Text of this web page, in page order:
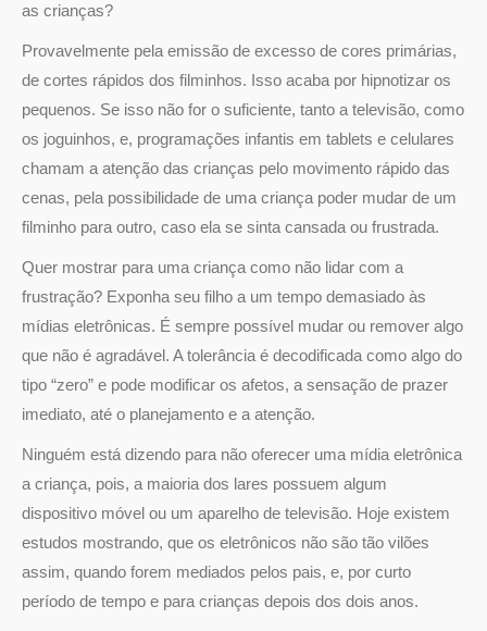
as crianças?
Provavelmente pela emissão de excesso de cores primárias,
de cortes rápidos dos filminhos. Isso acaba por hipnotizar os
pequenos. Se isso não for o suficiente, tanto a televisão, como
os joguinhos, e, programações infantis em tablets e celulares
chamam a atenção das crianças pelo movimento rápido das
cenas, pela possibilidade de uma criança poder mudar de um
filminho para outro, caso ela se sinta cansada ou frustrada.
Quer mostrar para uma criança como não lidar com a
frustração? Exponha seu filho a um tempo demasiado às
mídias eletrônicas. É sempre possível mudar ou remover algo
que não é agradável. A tolerância é decodificada como algo do
tipo “zero” e pode modificar os afetos, a sensação de prazer
imediato, até o planejamento e a atenção.
Ninguém está dizendo para não oferecer uma mídia eletrônica
a criança, pois, a maioria dos lares possuem algum
dispositivo móvel ou um aparelho de televisão. Hoje existem
estudos mostrando, que os eletrônicos não são tão vilões
assim, quando forem mediados pelos pais, e, por curto
período de tempo e para crianças depois dos dois anos.